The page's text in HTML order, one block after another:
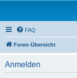
FAQ
Foren-Übersicht
Anmelden